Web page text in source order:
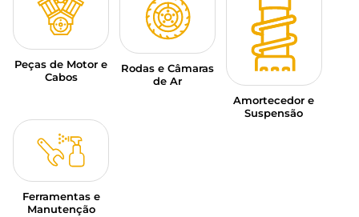
Peças de Motor e
Cabos
Rodas e Câmaras
de Ar
Amortecedor e
Suspensão
Ferramentas e
Manutenção